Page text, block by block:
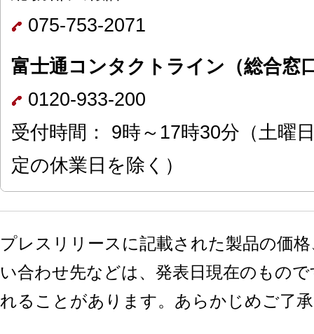
075-753-2071
富士通コンタクトライン（総合窓
0120-933-200
受付時間： 9時～17時30分（土曜
定の休業日を除く）
プレスリリースに記載された製品の価
い合わせ先などは、発表日現在のもの
れることがあります。あらかじめご了